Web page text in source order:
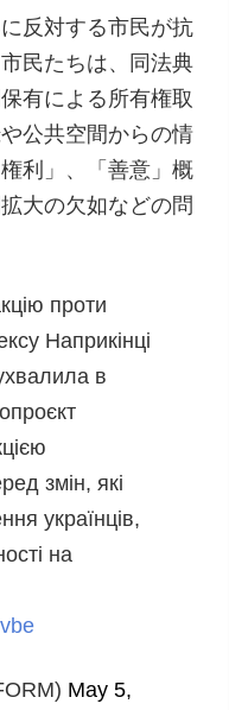
反対する市民が抗
民たちは、同法典
有による所有権取
公共空間からの情
利」、「善意」概
大の欠如などの問
проти
Наприкінці
в
змін, які
українців,
на
May 5,